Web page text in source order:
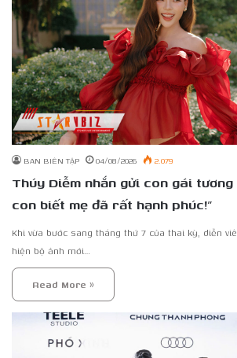
BAN BIÊN TẬP 04/08/2026 2.079
Thúy Diễm nhắn gửi con gái tương
con biết mẹ đã rất hạnh phúc!”
Khi vừa bước sang tháng thứ 7 của thai kỳ, diễn
hiện bộ ảnh mới…
Read More »